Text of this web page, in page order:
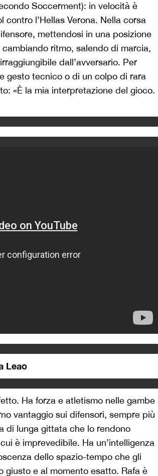
Soccerment): in velocità è
l’Hellas Verona. Nella corsa
mettendosi in una posizione
ritmo, salendo di marcia,
dall’avversario. Per
gesto tecnico o di un colpo di rara
«È la mia interpretazione del gioco.
Leao
Ha forza e atletismo nelle gambe
vantaggio sui difensori, sempre più
di lunga gittata che lo rendono
è imprevedibile. Ha un’intelligenza
dello spazio-tempo che gli
e al momento esatto. Rafa è